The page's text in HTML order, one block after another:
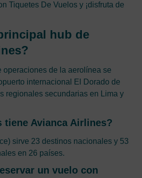
Tiquetes De Vuelos y ¡disfruta de
hub de
operaciones de la aerolínea se
internacional El Dorado de
regionales secundarias en Lima y
tiene Avianca Airlines?
sirve 23 destinos nacionales y 53
en 26 países.
un vuelo con